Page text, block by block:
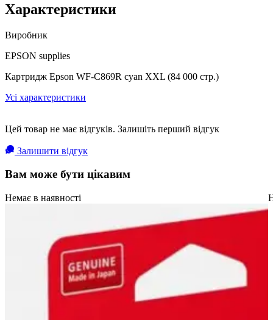
Характеристики
Виробник
EPSON supplies
Картридж Epson WF-C869R cyan XXL (84 000 стр.)
Усі характеристики
Цей товар не має відгуків. Залишіть перший відгук
Залишити відгук
Вам може бути цікавим
Немає в наявності